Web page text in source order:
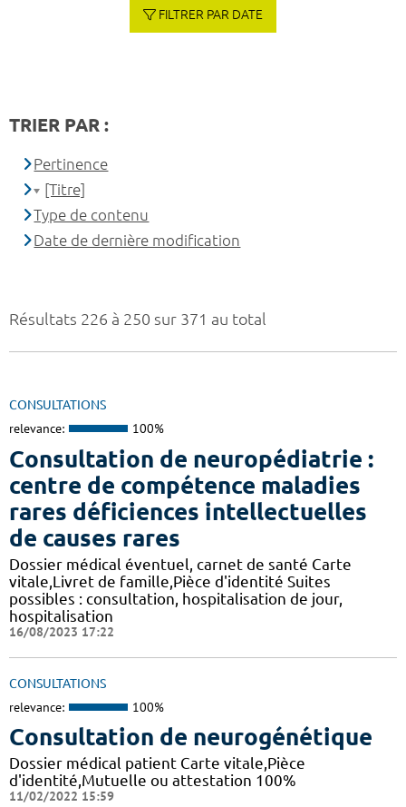
Résultats 226 à 250 sur 371 au total
CONSULTATIONS
relevance: 100%
Consultation de neuropédiatrie :
centre de compétence maladies
rares déficiences intellectuelles
de causes rares
Dossier médical éventuel, carnet de santé Carte
vitale,Livret de famille,Pièce d'identité Suites
possibles : consultation, hospitalisation de jour,
hospitalisation
16/08/2023 17:22
CONSULTATIONS
relevance: 100%
Consultation de neurogénétique
Dossier médical patient Carte vitale,Pièce
d'identité,Mutuelle ou attestation 100%
11/02/2022 15:59
FILTRER PAR DATE
TRIER PAR :
Pertinence
[Titre]
Type de contenu
Date de dernière modification